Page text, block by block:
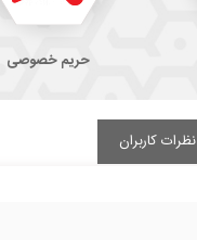
حریم خصوصی
نظرات کاربران